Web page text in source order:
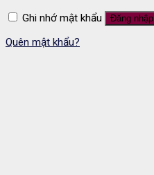
Ghi nhớ mật khẩu Đăng nhập
Quên mật khẩu?